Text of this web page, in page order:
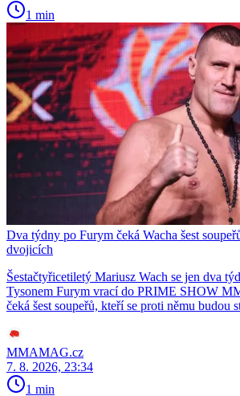
1 min
Dva týdny po Furym čeká Wacha šest
dvojicích
Šestačtyřicetiletý Mariusz Wach se jen dva
Tysonem Furym vrací do PRIME SHOW
čeká šest soupeřů, kteří se proti němu budou
MMAMAG.cz
7. 8. 2026, 23:34
1 min